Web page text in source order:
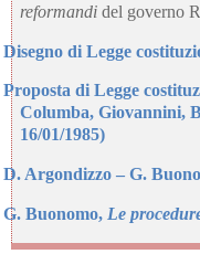
reformandidel governo
Disegno di Legge
Proposta di Legge
Columba, Giovannini,
16/01/1985)
D. Argondizzo – G.
G. Buonomo, Le